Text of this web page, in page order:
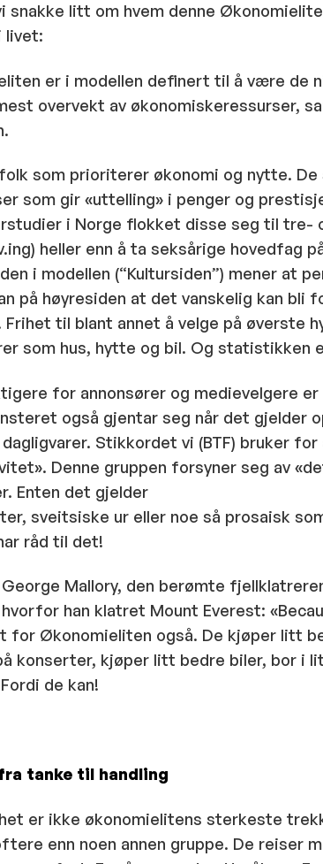
snakke litt om hvem denne
livet:
er i modellen definert til å være de
overvekt av økonomiskeressurser,
som prioriterer økonomi og nytte.
som gir «uttelling» i penger og
i Norge flokket disse seg til tre-
heller enn å ta seksårige hovedfag
i modellen (“Kultursiden”) mener at
på høyresiden at det vanskelig kan bli
til blant annet å velge på øverste
som hus, hytte og bil. Og statistikken
for annonsører og medievelgere
også gjentar seg når det gjelder
Stikkordet vi (BTF) bruker
Denne gruppen forsyner seg av
Enten det gjelder
sveitsiske ur eller noe så prosaisk
råd til det!
George Mallory, den berømte
han klatret Mount Everest:
for Økonomieliten også. De kjøper litt
konserter, kjøper litt bedre biler, bor i
de kan!
tanke til handling
er ikke økonomielitens sterkeste
enn noen annen gruppe. De reiser